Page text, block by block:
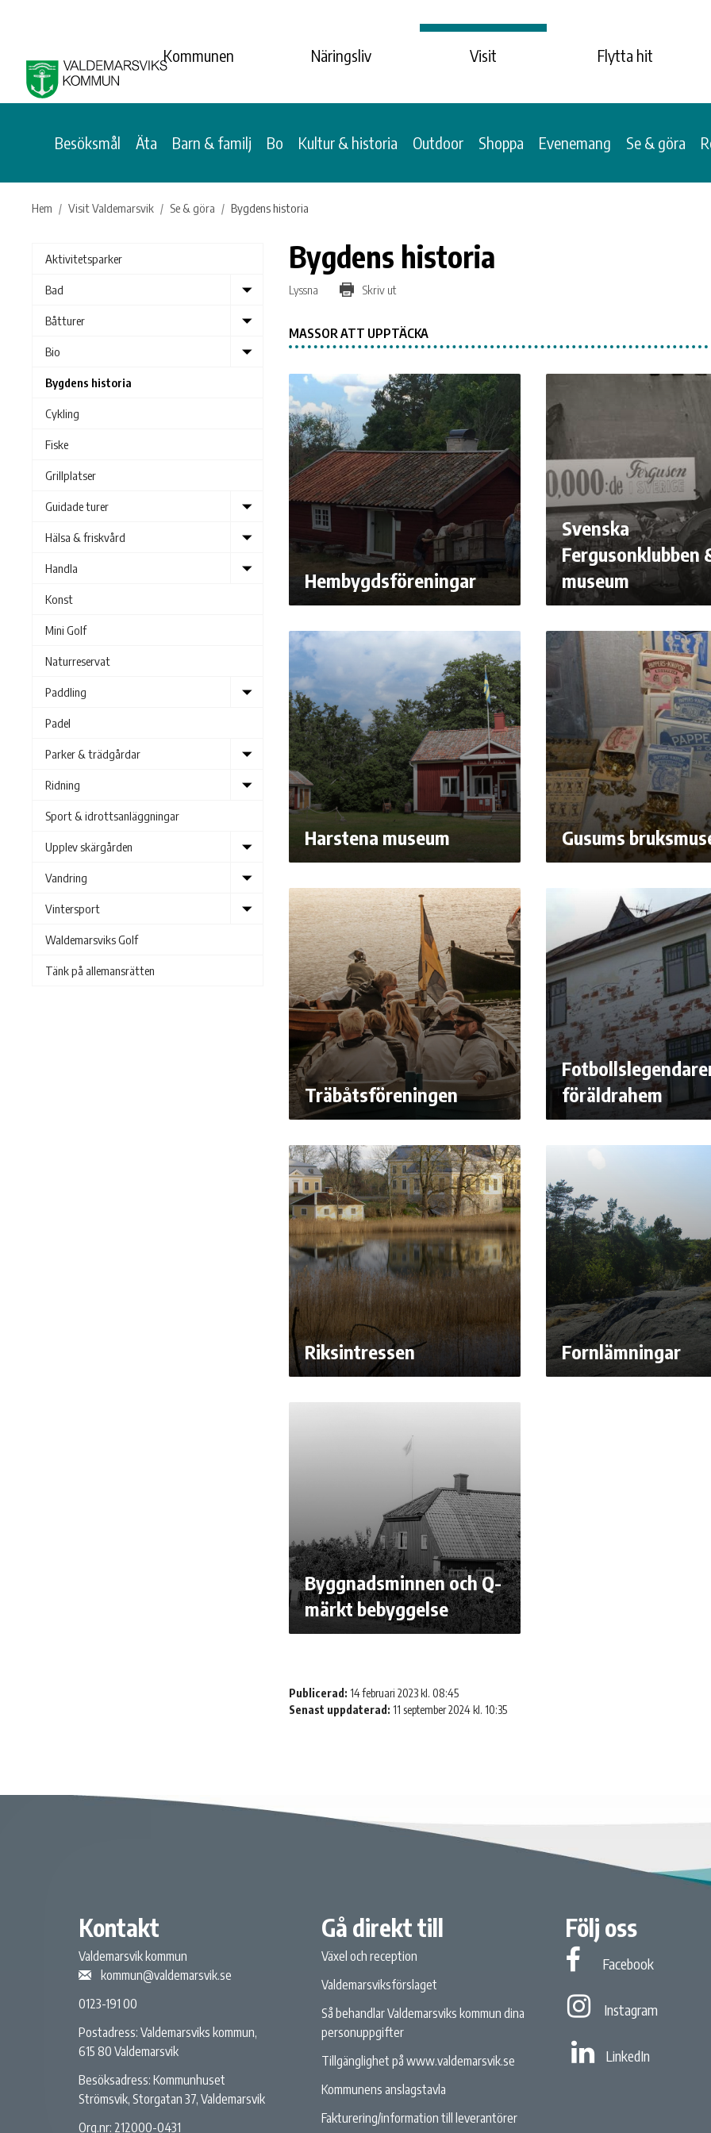
Kommunen Näringsliv Visit Flytta hit
Besöksmål Äta Barn & familj Bo Kultur & historia Outdoor Shoppa Evenemang Se & göra
Hem Visit Valdemarsvik Se & göra Bygdens historia
Aktivitetsparker
Bad
Show
Båtturer
Show
submenu
Bio
Show
Bygdens historia
Cykling
Fiske
Grillplatser
Guidade turer
Show
Hälsa & friskvård
Show
Handla
Show
Konst
Mini Golf
Naturreservat
Paddling
Show
submenu
Padel
Parker & trädgårdar
Show
submenu
Ridning
Show
submenu
Sport & idrottsanläggningar
Upplev skärgården
Show
submenu
Vandring
Show
submenu
Vintersport
Show
submenu
Waldemarsviks Golf
Tänk på allemansrätten
Bygdens historia
Lyssna Skriv ut
MASSOR ATT UPPTÄCKA
Hembygdsföreningar
Svenska
Fergusonklubben
museum
Harstena museum Gusums
Träbåtsföreningen
föräldrahem
Riksintressen Fornlämningar
Byggnadsminnen och Q-
märkt bebyggelse
Publicerad: 14 februari 2023 kl. 08:45
Senast uppdaterad: 11 september 2024 kl. 10:35
Kontakt
Valdemarsvik kommun
kommun@valdemarsvik.se
0123-191 00
Postadress: Valdemarsviks kommun,
615 80 Valdemarsvik
Besöksadress: Kommunhuset
Strömsvik, Storgatan 37, Valdemarsvik
Org.nr: 212000-0431
Gå direkt till
Växel och reception
Valdemarsviksförslaget
Så behandlar Valdemarsviks kommun dina
personuppgifter
Tillgänglighet på www.valdemarsvik.se
Kommunens anslagstavla
Fakturering/information till leverantörer
Följ oss
Facebook
Facebook
Instagram
Instagram
LinkedIn
Linked In